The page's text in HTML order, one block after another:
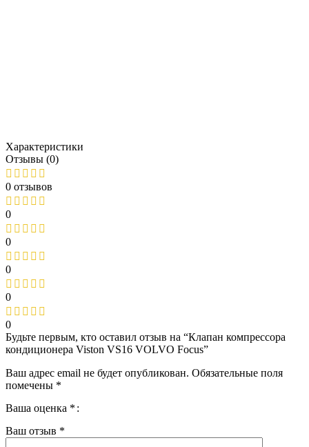
Характеристики
Отзывы (0)
0 отзывов
0
0
0
0
0
Будьте первым, кто оставил отзыв на “Клапан компрессора
кондиционера Viston VS16 VOLVO Focus”
Ваш адрес email не будет опубликован. Обязательные поля
помечены *
Ваша оценка *
Ваш отзыв *